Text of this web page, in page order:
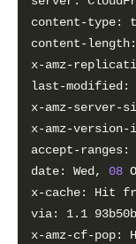
content-length:
last-modified:
date: Wed, 08
via: 1.1